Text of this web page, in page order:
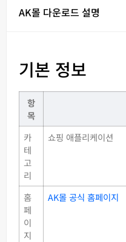
AK몰 다운로드 설명
기본 정보
항
목
카
테
고
리
쇼핑 애플리케이션
홈
페
이
지
AK몰 공식 홈페이지